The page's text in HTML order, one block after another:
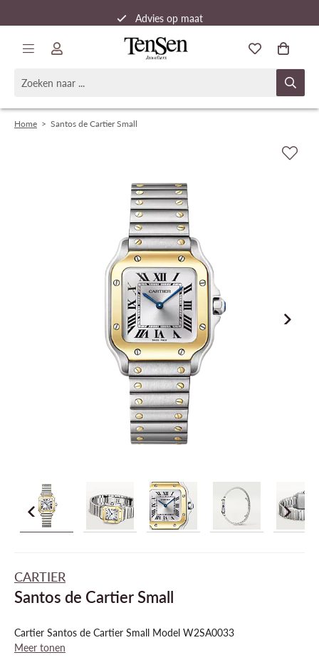
Advies op maat
Snelle verzending
Home > Santos de Cartier Small
CARTIER
Santos de Cartier Small
Cartier Santos de Cartier Small Model W2SA0033
Meer tonen